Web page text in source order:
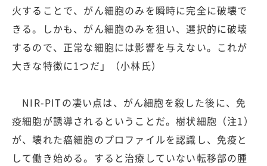
火することで、がん細胞のみを瞬時に完全に破壊で
きる。しかも、がん細胞のみを狙い、選択的に破壊
するので、正常な細胞には影響を与えない。これが
大きな特徴に1つだ」（小林氏）
NIR-PITの凄い点は、がん細胞を殺した後に、免
疫細胞が誘導されるということだ。樹状細胞（注1）
が、壊れた癌細胞のプロファイルを認識し、免疫と
して働き始める。すると治療していない転移部の腫